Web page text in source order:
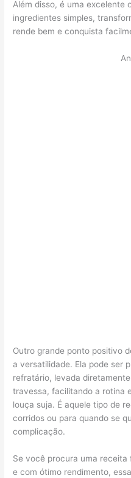
Além disso, é uma excelente
ingredientes simples,
rende bem e conquista
Outro grande ponto positivo
a versatilidade. Ela pode ser
refratário, levada
travessa, facilitando a rotina
louça suja. É aquele tipo de
corridos ou para quando se
complicação.
Se você procura uma
e com ótimo rendimento,